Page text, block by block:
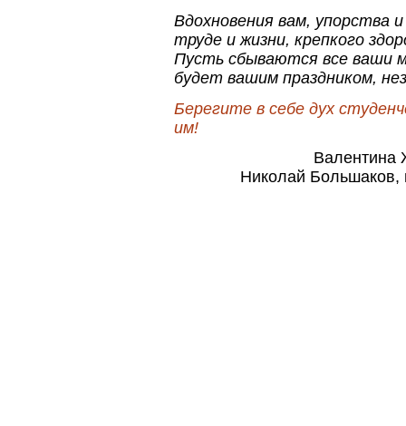
Вдохновения вам, упорства
труде и жизни, крепкого
Пусть сбываются все ваши
будет вашим праздником,
Берегите в себе дух
им!
Валентина
Николай Большаков,